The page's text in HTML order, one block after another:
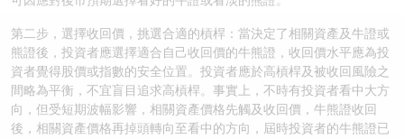
第二步，選擇收回價，挑選合適的槓桿：當決定了相關資產及牛證或
熊證後，投資者應選擇適合自己收回價的牛熊證，收回價水平應為投
資者覺得股價或指數的安全位置。投資者應於高槓桿及被收回風險之
間略為平衡，不宜盲目追求高槓桿。事實上，不時有投資者看中大方
向，但受短期波幅影響，相關資產價格先觸及收回價，牛熊證收回
後，相關資產價格再掉頭轉向至看中的方向，屆時投資者的牛熊證已
認股證文件及公告
認股證文件及公告 (瑞信)
牛熊證分析儀
牛熊證速算機
牛熊證文件及公告
AH 股價對照
即市板塊表現
ADR